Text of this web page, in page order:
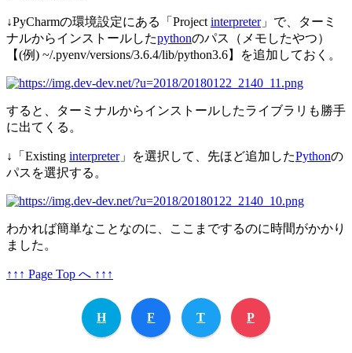
↓PyCharmの環境設定にある「Project interpreter」で、ターミ
ナルからインストールしたpythonのパス（メモしたやつ）
【(例) ~/.pyenv/versions/3.6.4/lib/python3.6】を追加しておく。
すると、ターミナルからインストールしたライブラリも勝手
に出てくる。
↓「Existing interpreter」を選択して、先ほど追加したPythonの
パスを選択する。
わかれば簡単なことなのに、ここまでするのに時間がかかり
ました。
↑↑↑ Page Top へ ↑↑↑
H F T P